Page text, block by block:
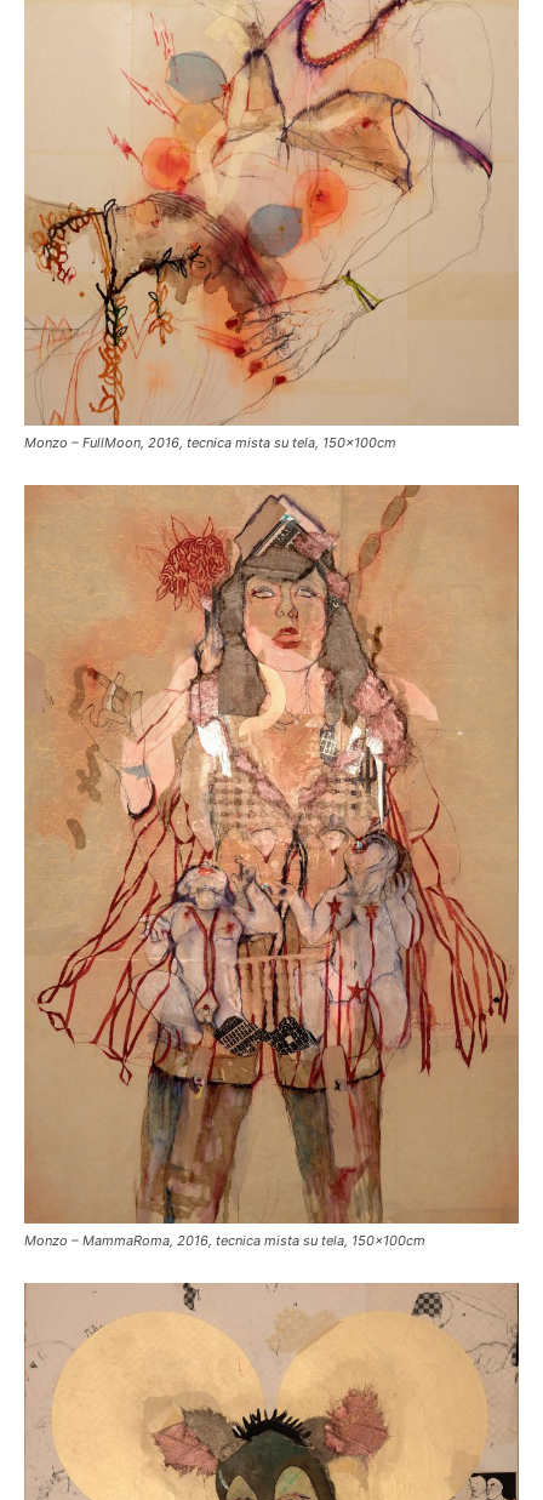
Monzo – FullMoon, 2016, tecnica mista su tela, 150x100cm
Monzo – MammaRoma, 2016, tecnica mista su tela, 150x100cm